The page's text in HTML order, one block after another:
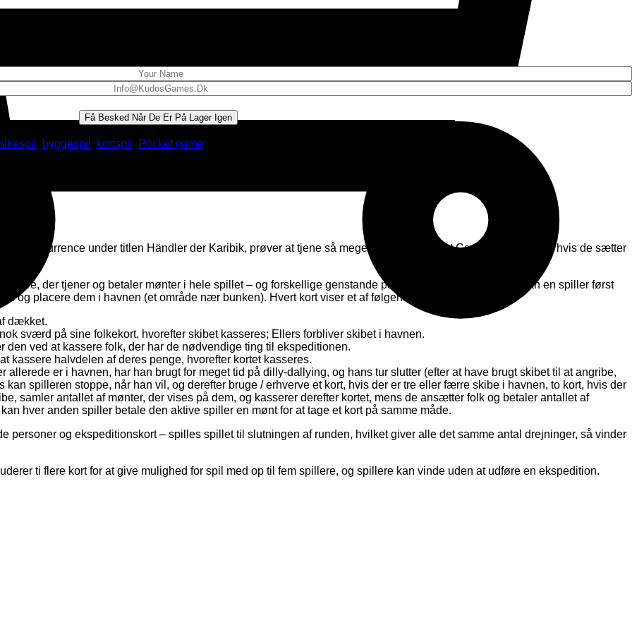
Få Besked Når De Er På Lager Igen
hyggespil kortspil Pocket game
under titlen Händler der Karibik, prøver at tjene så meget de kan ud af det Caribiske Hav, men hvis de sætter
der tjener og betaler mønter i hele spillet – og forskellige genstande på kortfronterne. Efter en tur kan en spiller først
og placere dem i havnen (et område nær bunken). Hvert kort viser et af følgende:
​​dækket.
sværd på sine folkekort, hvorefter skibet kasseres; Ellers forbliver skibet i havnen.
ved at kassere folk, der har de nødvendige ting til ekspeditionen.
kassere halvdelen af ​​deres penge, hvorefter kortet kasseres.
er i havnen, har han brugt for meget tid på dilly-dallying, og hans tur slutter (efter at have brugt skibet til at angribe,
spilleren stoppe, når han vil, og derefter bruge / erhverve et kort, hvis der er tre eller færre skibe i havnen, to kort, hvis der
samler antallet af mønter, der vises på dem, og kasserer derefter kortet, mens de ansætter folk og betaler antallet af
hver anden spiller betale den aktive spiller en mønt for at tage et kort på samme måde.
personer og ekspeditionskort – spilles spillet til slutningen af ​​runden, hvilket giver alle det samme antal drejninger, så vinder
ti flere kort for at give mulighed for spil med op til fem spillere, og spillere kan vinde uden at udføre en ekspedition.